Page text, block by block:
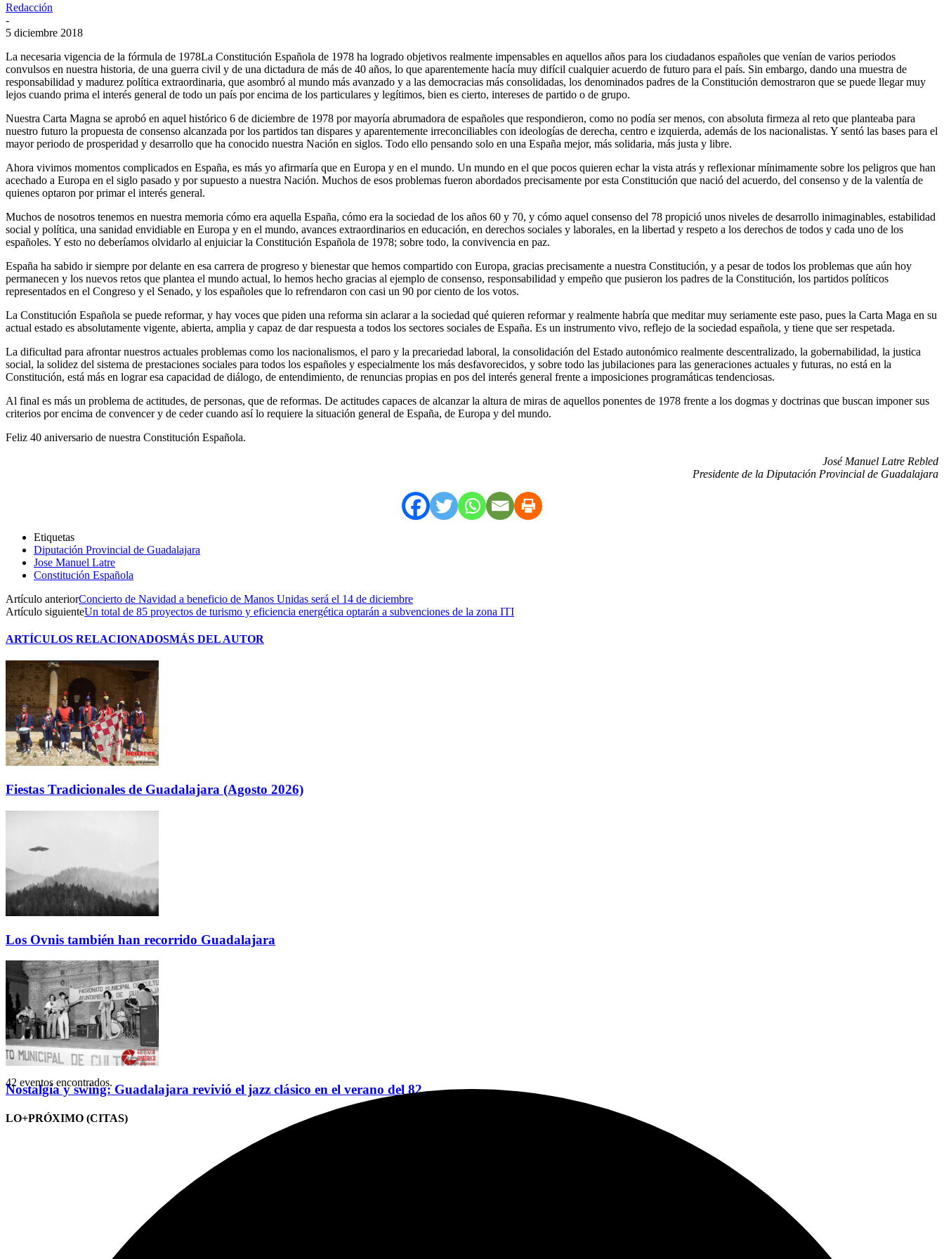
Redacción
-
5 diciembre 2018
La necesaria vigencia de la fórmula de 1978La Constitución Española de 1978 ha logrado objetivos realmente impensables en aquellos años para los ciudadanos españoles que venían de varios periodos
convulsos en nuestra historia, de una guerra civil y de una dictadura de más de 40 años, lo que aparentemente hacía muy difícil cualquier acuerdo de futuro para el país. Sin embargo, dando una muestra de
responsabilidad y madurez política extraordinaria, que asombró al mundo más avanzado y a las democracias más consolidadas, los denominados padres de la Constitución demostraron que se puede llegar muy
lejos cuando prima el interés general de todo un país por encima de los particulares y legítimos, bien es cierto, intereses de partido o de grupo.
Nuestra Carta Magna se aprobó en aquel histórico 6 de diciembre de 1978 por mayoría abrumadora de españoles que respondieron, como no podía ser menos, con absoluta firmeza al reto que planteaba para
nuestro futuro la propuesta de consenso alcanzada por los partidos tan dispares y aparentemente irreconciliables con ideologías de derecha, centro e izquierda, además de los nacionalistas. Y sentó las bases para el
mayor periodo de prosperidad y desarrollo que ha conocido nuestra Nación en siglos. Todo ello pensando solo en una España mejor, más solidaria, más justa y libre.
Ahora vivimos momentos complicados en España, es más yo afirmaría que en Europa y en el mundo. Un mundo en el que pocos quieren echar la vista atrás y reflexionar mínimamente sobre los peligros que han
acechado a Europa en el siglo pasado y por supuesto a nuestra Nación. Muchos de esos problemas fueron abordados precisamente por esta Constitución que nació del acuerdo, del consenso y de la valentía de
quienes optaron por primar el interés general.
Muchos de nosotros tenemos en nuestra memoria cómo era aquella España, cómo era la sociedad de los años 60 y 70, y cómo aquel consenso del 78 propició unos niveles de desarrollo inimaginables, estabilidad
social y política, una sanidad envidiable en Europa y en el mundo, avances extraordinarios en educación, en derechos sociales y laborales, en la libertad y respeto a los derechos de todos y cada uno de los
españoles. Y esto no deberíamos olvidarlo al enjuiciar la Constitución Española de 1978; sobre todo, la convivencia en paz.
España ha sabido ir siempre por delante en esa carrera de progreso y bienestar que hemos compartido con Europa, gracias precisamente a nuestra Constitución, y a pesar de todos los problemas que aún hoy
permanecen y los nuevos retos que plantea el mundo actual, lo hemos hecho gracias al ejemplo de consenso, responsabilidad y empeño que pusieron los padres de la Constitución, los partidos políticos
representados en el Congreso y el Senado, y los españoles que lo refrendaron con casi un 90 por ciento de los votos.
La Constitución Española se puede reformar, y hay voces que piden una reforma sin aclarar a la sociedad qué quieren reformar y realmente habría que meditar muy seriamente este paso, pues la Carta Maga en su
actual estado es absolutamente vigente, abierta, amplia y capaz de dar respuesta a todos los sectores sociales de España. Es un instrumento vivo, reflejo de la sociedad española, y tiene que ser respetada.
La dificultad para afrontar nuestros actuales problemas como los nacionalismos, el paro y la precariedad laboral, la consolidación del Estado autonómico realmente descentralizado, la gobernabilidad, la justica
social, la solidez del sistema de prestaciones sociales para todos los españoles y especialmente los más desfavorecidos, y sobre todo las jubilaciones para las generaciones actuales y futuras, no está en la
Constitución, está más en lograr esa capacidad de diálogo, de entendimiento, de renuncias propias en pos del interés general frente a imposiciones programáticas tendenciosas.
Al final es más un problema de actitudes, de personas, que de reformas. De actitudes capaces de alcanzar la altura de miras de aquellos ponentes de 1978 frente a los dogmas y doctrinas que buscan imponer sus
criterios por encima de convencer y de ceder cuando así lo requiere la situación general de España, de Europa y del mundo.
Feliz 40 aniversario de nuestra Constitución Española.
José Manuel Latre Rebled
Presidente de la Diputación Provincial de Guadalajara
Etiquetas
Diputación Provincial de Guadalajara
Jose Manuel Latre
Constitución Española
Artículo anteriorConcierto de Navidad a beneficio de Manos Unidas será el 14 de diciembre
Artículo siguienteUn total de 85 proyectos de turismo y eficiencia energética optarán a subvenciones de la zona ITI
ARTÍCULOS RELACIONADOSMÁS DEL AUTOR
Fiestas Tradicionales de Guadalajara (Agosto 2026)
Los Ovnis también han recorrido Guadalajara
Nostalgia y swing: Guadalajara revivió el jazz clásico en el verano del 82
LO+PRÓXIMO (CITAS)
42 eventos encontrados.